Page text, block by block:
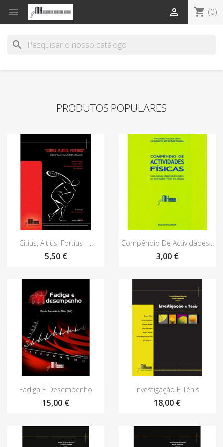
 shopping_cart (0)

search
PRODUTOS POPULARES
 Vista rápida
Citius, Altius, Fortius –...
5,50 €
Vista rápida
Compêndio De Actividades...
3,00 €
 Vista rápida
Fadiga E Desempenho
15,00 €
Vista rápida
Investigação E Ténis
18,00 €